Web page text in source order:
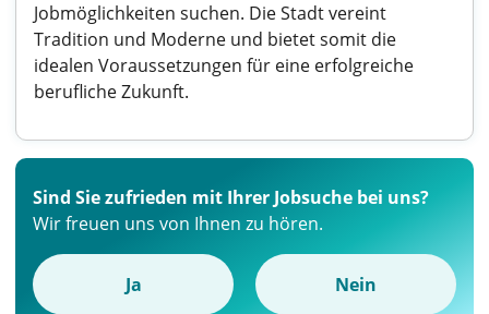
Jobmöglichkeiten suchen. Die Stadt vereint
Tradition und Moderne und bietet somit die
idealen Voraussetzungen für eine erfolgreiche
berufliche Zukunft.
Sind Sie zufrieden mit Ihrer Jobsuche bei uns?
Wir freuen uns von Ihnen zu hören.
Ja Nein